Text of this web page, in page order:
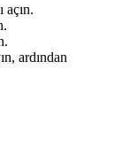
açın.
ardından